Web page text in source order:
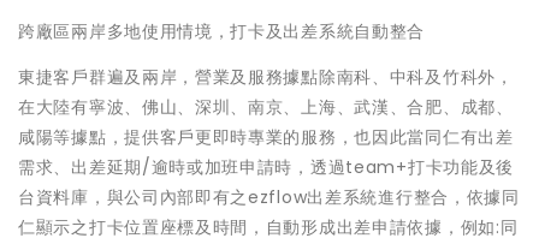
跨廠區兩岸多地使用情境，打卡及出差系統自動整合
東捷客戶群遍及兩岸，營業及服務據點除南科、中科及竹科外，
在大陸有寧波、佛山、深圳、南京、上海、武漢、合肥、成都、
咸陽等據點，提供客戶更即時專業的服務，也因此當同仁有出差
需求、出差延期/逾時或加班申請時，透過team+打卡功能及後
台資料庫，與公司內部即有之ezflow出差系統進行整合，依據同
仁顯示之打卡位置座標及時間，自動形成出差申請依據，例如:同